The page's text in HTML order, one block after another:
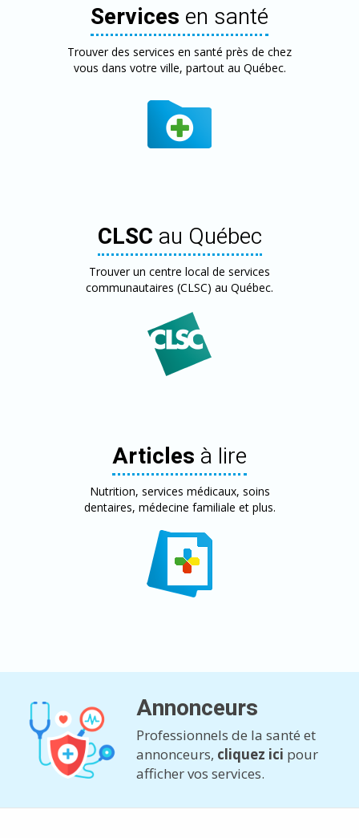
Services en santé
Trouver des services en santé près de chez
vous dans votre ville, partout au Québec.
CLSC au Québec
Trouver un centre local de services
communautaires (CLSC) au Québec.
Articles à lire
Nutrition, services médicaux, soins
dentaires, médecine familiale et plus.
Annonceurs
Professionnels de la santé et
annonceurs, cliquez ici pour
afficher vos services.